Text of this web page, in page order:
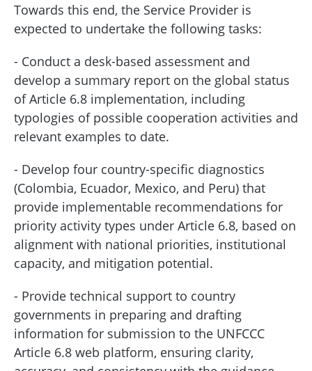
Towards this end, the Service Provider is
expected to undertake the following tasks:
- Conduct a desk-based assessment and
develop a summary report on the global status
of Article 6.8 implementation, including
typologies of possible cooperation activities and
relevant examples to date.
- Develop four country-specific diagnostics
(Colombia, Ecuador, Mexico, and Peru) that
provide implementable recommendations for
priority activity types under Article 6.8, based on
alignment with national priorities, institutional
capacity, and mitigation potential.
- Provide technical support to country
governments in preparing and drafting
information for submission to the UNFCCC
Article 6.8 web platform, ensuring clarity,